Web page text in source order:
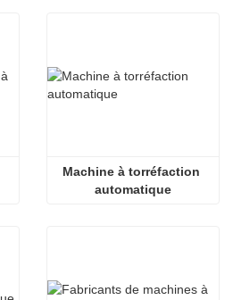
Machine à torréfaction
automatique